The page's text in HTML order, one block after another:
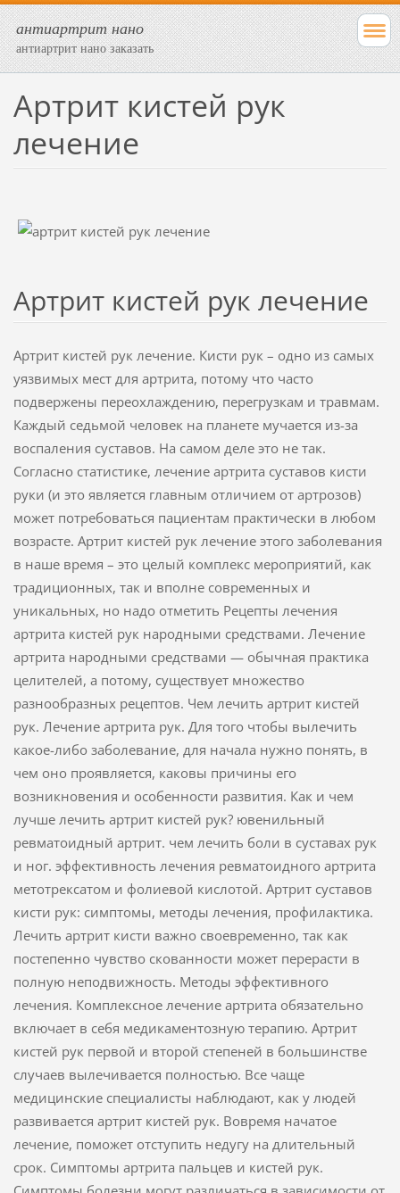
антиартрит нано
антиартрит нано заказать
Артрит кистей рук
лечение
Артрит кистей рук лечение
Артрит кистей рук лечение. Кисти рук – одно из самых
уязвимых мест для артрита, потому что часто
подвержены переохлаждению, перегрузкам и травмам.
Каждый седьмой человек на планете мучается из-за
воспаления суставов. На самом деле это не так.
Согласно статистике, лечение артрита суставов кисти
руки (и это является главным отличием от артрозов)
может потребоваться пациентам практически в любом
возрасте. Артрит кистей рук лечение этого заболевания
в наше время – это целый комплекс мероприятий, как
традиционных, так и вполне современных и
уникальных, но надо отметить Рецепты лечения
артрита кистей рук народными средствами. Лечение
артрита народными средствами — обычная практика
целителей, а потому, существует множество
разнообразных рецептов. Чем лечить артрит кистей
рук. Лечение артрита рук. Для того чтобы вылечить
какое-либо заболевание, для начала нужно понять, в
чем оно проявляется, каковы причины его
возникновения и особенности развития. Как и чем
лучше лечить артрит кистей рук? ювенильный
ревматоидный артрит. чем лечить боли в суставах рук
и ног. эффективность лечения ревматоидного артрита
метотрексатом и фолиевой кислотой. Артрит суставов
кисти рук: симптомы, методы лечения, профилактика.
Лечить артрит кисти важно своевременно, так как
постепенно чувство скованности может перерасти в
полную неподвижность. Методы эффективного
лечения. Комплексное лечение артрита обязательно
включает в себя медикаментозную терапию. Артрит
кистей рук первой и второй степеней в большинстве
случаев вылечивается полностью. Все чаще
медицинские специалисты наблюдают, как у людей
развивается артрит кистей рук. Вовремя начатое
лечение, поможет отступить недугу на длительный
срок. Симптомы артрита пальцев и кистей рук.